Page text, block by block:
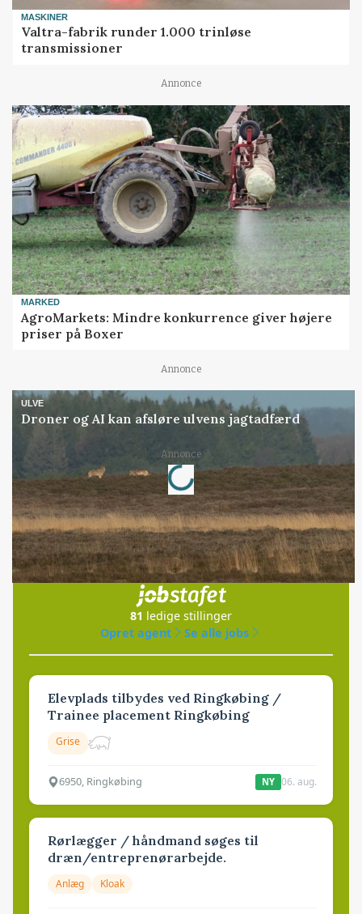
MASKINER
Valtra-fabrik runder 1.000 trinløse
transmissioner
Annonce
MARKED
AgroMarkets: Mindre konkurrence giver højere
priser på Boxer
Annonce
ULVE
Droner og AI kan afsløre ulvens jagtadfærd
Annonce
Loading...
Jobs
i samarbejde med
81 ledige stillinger
Opret agent
Se alle jobs
Elevplads tilbydes ved Ringkøbing /
Trainee placement Ringkøbing
Grise
6950, Ringkøbing NY 06. aug.
Rørlægger / håndmand søges til
dræn/entreprenørarbejde.
Anlæg Kloak